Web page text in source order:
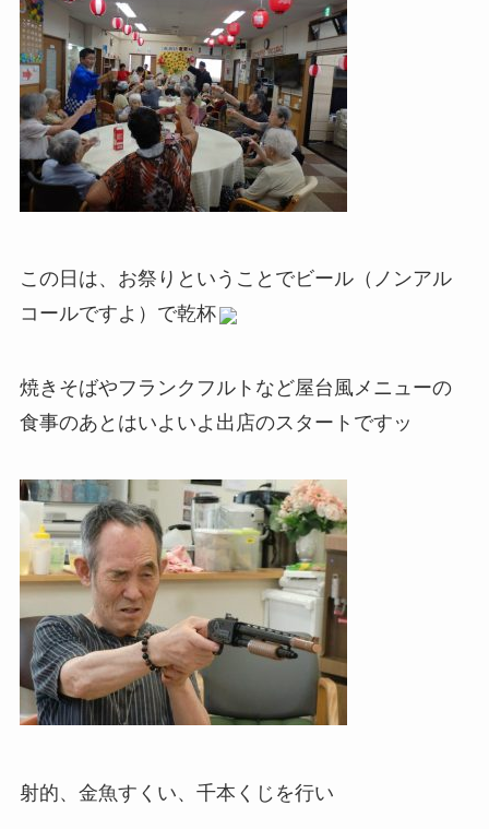
この日は、お祭りということでビール（ノンアル
コールですよ）で乾杯
焼きそばやフランクフルトなど屋台風メニューの
食事のあとはいよいよ出店のスタートですッ
射的、金魚すくい、千本くじを行い